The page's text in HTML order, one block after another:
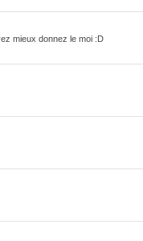
mieux donnez le moi :D